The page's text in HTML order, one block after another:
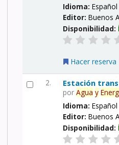
Idioma:Español
Editor:Buenos
Disponibilidad:
Hacer reserva
2. Estación
porAgua y
Idioma:Español
Editor:Buenos
Disponibilidad: